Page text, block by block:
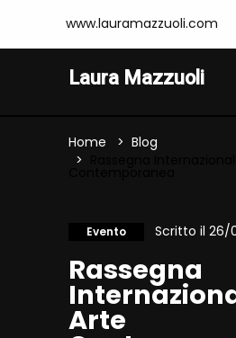
www.lauramazzuoli.com
Laura Mazzuoli
Home
Blog
Evento Scritto il 26/
Rassegna
Arte